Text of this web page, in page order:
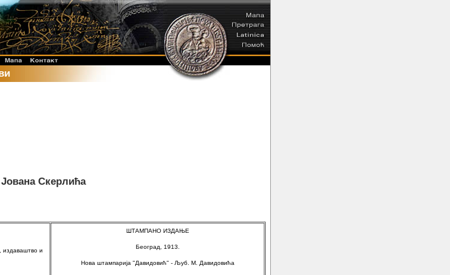
Скерлића
издаваштво и
ШТАМПАНО ИЗДАЊЕ
Београд, 1913.
Нова штампарија "Давидовић" - Љуб. М. Давидовића